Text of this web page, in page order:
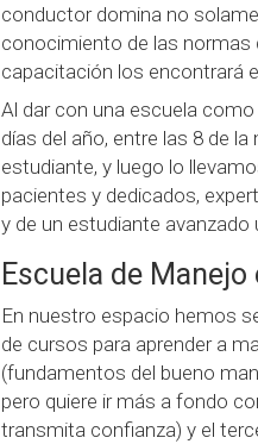
conductor domina no
conocimiento de las normas
capacitación los encontrará
Al dar con una escuela
días del año, entre las 8 de
estudiante, y luego lo
pacientes y dedicados,
y de un estudiante
Escuela de
En nuestro espacio hemos
de cursos para aprender a
(fundamentos del bueno
pero quiere ir más a fondo
transmita confianza) y el